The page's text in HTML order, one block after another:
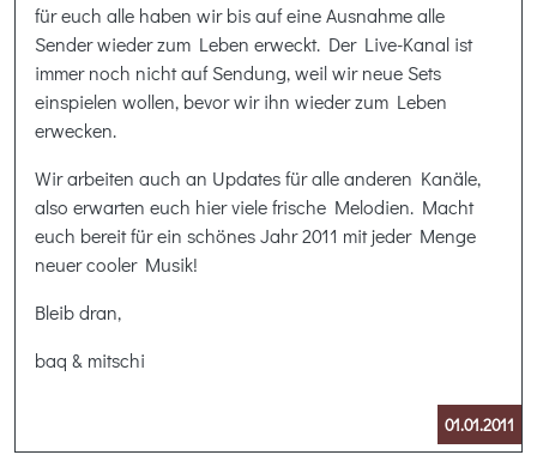
für euch alle haben wir bis auf eine Ausnahme alle
Sender wieder zum Leben erweckt. Der Live-Kanal ist
immer noch nicht auf Sendung, weil wir neue Sets
einspielen wollen, bevor wir ihn wieder zum Leben
erwecken.
Wir arbeiten auch an Updates für alle anderen Kanäle,
also erwarten euch hier viele frische Melodien. Macht
euch bereit für ein schönes Jahr 2011 mit jeder Menge
neuer cooler Musik!
Bleib dran,
baq & mitschi
01.01.2011